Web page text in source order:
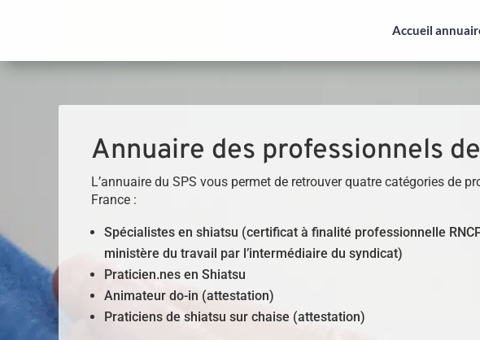
Accueil
Annuaire des professionnels
L’annuaire du SPS vous permet de retrouver quatre catégories de
France :
Spécialistes en shiatsu (certificat à finalité professionnelle
ministère du travail par l’intermédiaire du syndicat)
Praticien.nes en Shiatsu
Animateur do-in (attestation)
Praticiens de shiatsu sur chaise (attestation)